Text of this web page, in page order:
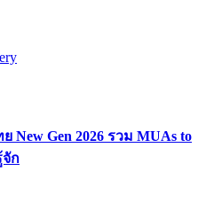
New Gen 2026 รวม MUAs to
จัก